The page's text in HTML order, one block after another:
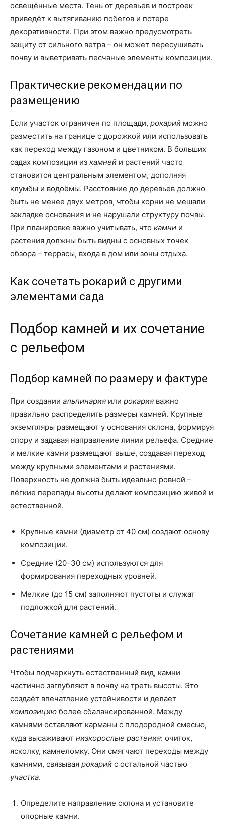
освещённые места. Тень от деревьев и построек
приведёт к вытягиванию побегов и потере
декоративности. При этом важно предусмотреть
защиту от сильного ветра – он может пересушивать
почву и выветривать песчаные элементы композиции.
Практические рекомендации по
размещению
Если участок ограничен по площади, рокарий можно
разместить на границе с дорожкой или использовать
как переход между газоном и цветником. В больших
садах композиция из камней и растений часто
становится центральным элементом, дополняя
клумбы и водоёмы. Расстояние до деревьев должно
быть не менее двух метров, чтобы корни не мешали
закладке основания и не нарушали структуру почвы.
При планировке важно учитывать, что камни и
растения должны быть видны с основных точек
обзора – террасы, входа в дом или зоны отдыха.
Как сочетать рокарий с другими
элементами сада
Подбор камней и их сочетание
с рельефом
Подбор камней по размеру и фактуре
При создании альпинария или рокария важно
правильно распределить размеры камней. Крупные
экземпляры размещают у основания склона, формируя
опору и задавая направление линии рельефа. Средние
и мелкие камни размещают выше, создавая переход
между крупными элементами и растениями.
Поверхность не должна быть идеально ровной –
лёгкие перепады высоты делают композицию живой и
естественной.
Крупные камни (диаметр от 40 см) создают основу
композиции.
Средние (20–30 см) используются для
формирования переходных уровней.
Мелкие (до 15 см) заполняют пустоты и служат
подложкой для растений.
Сочетание камней с рельефом и
растениями
Чтобы подчеркнуть естественный вид, камни
частично заглубляют в почву на треть высоты. Это
создаёт впечатление устойчивости и делает
композицию более сбалансированной. Между
камнями оставляют карманы с плодородной смесью,
куда высаживают низкорослые растения: очиток,
ясколку, камнеломку. Они смягчают переходы между
камнями, связывая рокарий с остальной частью
участка.
Определите направление склона и установите
опорные камни.